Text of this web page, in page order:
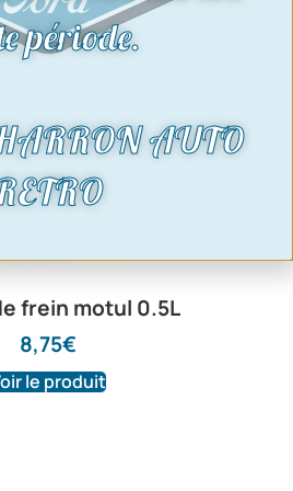
frein motul 0.5L
8,75€
le produit
période.
AUTO